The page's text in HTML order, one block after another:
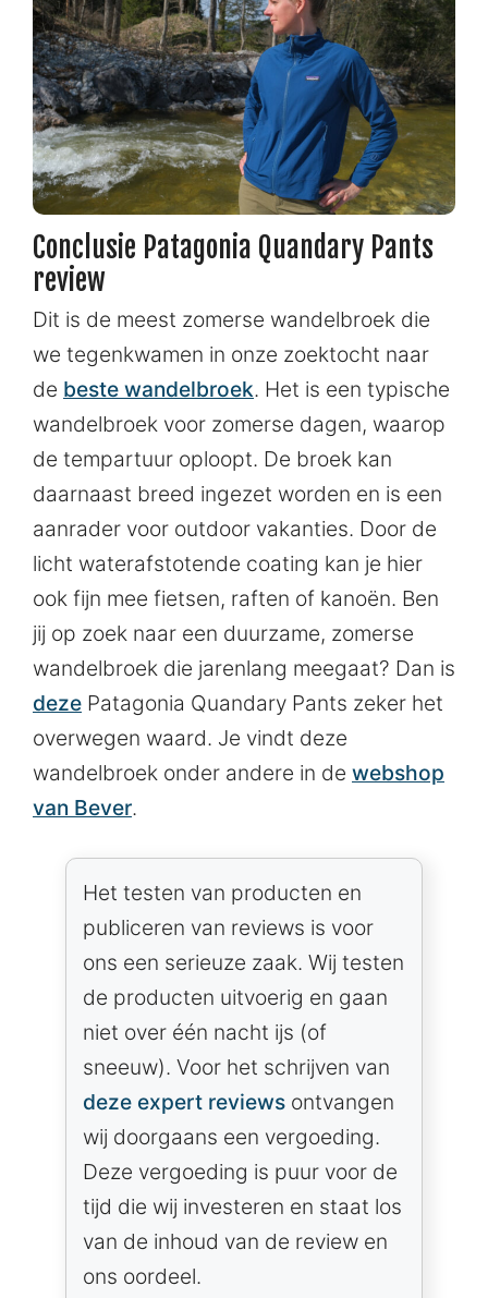
Conclusie Patagonia Quandary Pants
review
Dit is de meest zomerse wandelbroek die
we tegenkwamen in onze zoektocht naar
de beste wandelbroek. Het is een typische
wandelbroek voor zomerse dagen, waarop
de tempartuur oploopt. De broek kan
daarnaast breed ingezet worden en is een
aanrader voor outdoor vakanties. Door de
licht waterafstotende coating kan je hier
ook fijn mee fietsen, raften of kanoën. Ben
jij op zoek naar een duurzame, zomerse
wandelbroek die jarenlang meegaat? Dan is
deze Patagonia Quandary Pants zeker het
overwegen waard. Je vindt deze
wandelbroek onder andere in de webshop
van Bever.
Het testen van producten en
publiceren van reviews is voor
ons een serieuze zaak. Wij testen
de producten uitvoerig en gaan
niet over één nacht ijs (of
sneeuw). Voor het schrijven van
deze expert reviews ontvangen
wij doorgaans een vergoeding.
Deze vergoeding is puur voor de
tijd die wij investeren en staat los
van de inhoud van de review en
ons oordeel.